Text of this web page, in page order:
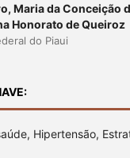
Maria da Conceição
Honorato de Queiroz
do Piaui
Hipertensão,